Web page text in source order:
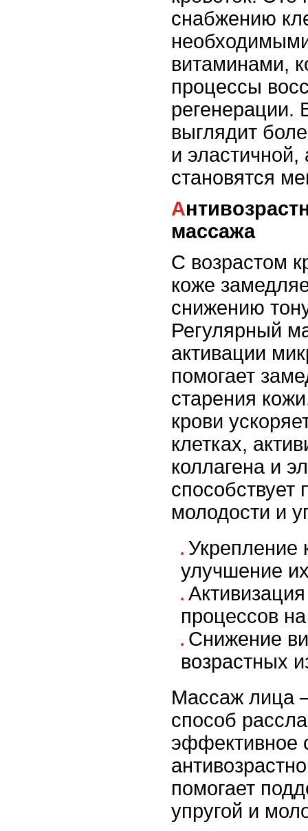
снабжению
витаминами,
процессы
регенерации.
выглядит
и
становятся
Антивозрастной эффект
массажа
С возрастом
коже
снижению
Регулярный
активации
помогает
старения
крови
клетках,
коллагена и
молодости и
Укрепление
улучшение
процессов
Снижение
возрастных
Массаж лица
способ
эффективное
помогает
упругой и